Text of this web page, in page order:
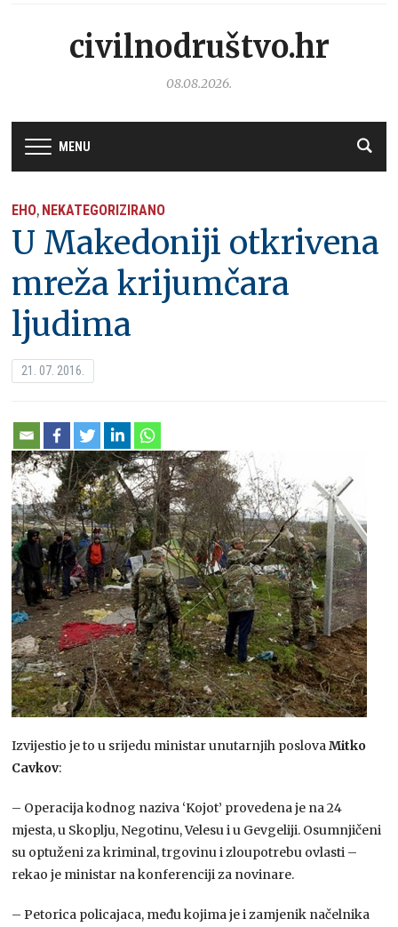
civilnodruštvo.hr
08.08.2026.
MENU
EHO, NEKATEGORIZIRANO
U Makedoniji otkrivena
mreža krijumčara
ljudima
21. 07. 2016.
Izvijestio je to u srijedu ministar unutarnjih poslovaMitko
Cavkov:
– Operacija kodnog naziva ‘Kojot’ provedena je na 24
mjesta, u Skoplju, Negotinu, Velesu i u Gevgeliji. Osumnjičeni
su optuženi za kriminal, trgovinu i zloupotrebu ovlasti –
rekao je ministar na konferenciji za novinare.
– Petorica policajaca, među kojima je i zamjenik načelnika